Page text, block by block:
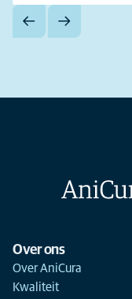
Over ons
Over AniCura
Kwaliteit